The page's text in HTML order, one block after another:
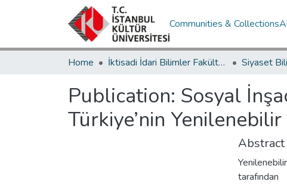
Communities & Collections
Home İktisadi İdari Bilimler Fakültesi / Faculty of Economics and Administrative Sciences
Publication: Sosyal
Türkiye’nin
Abstract
tarafından